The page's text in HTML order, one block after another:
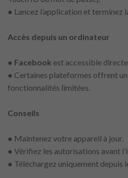
● Lancez l’application et terminez
Accès depuis un ordinateur
● Facebook est accessible
● Certaines plateformes offrent
fonctionnalités limitées.
Conseils
● Maintenez votre appareil à jour.
● Vérifiez les autorisations avant
● Téléchargez uniquement depuis